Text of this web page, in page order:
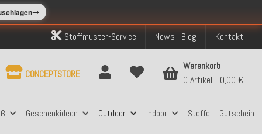
➞
Stoffmuster-Service News | Blog Kontakt
Geschenkideen Outdoor Indoor Stoffe Gutschein
CONCEPTSTORE
Warenkorb
0 Artikel
0,00 €